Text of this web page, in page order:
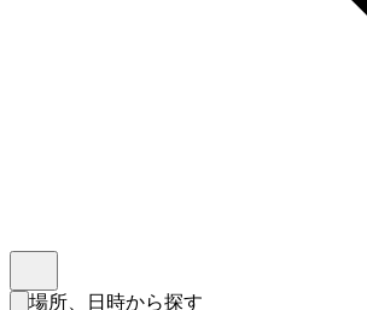
検索フォームを閉じる
場所、日時から探す